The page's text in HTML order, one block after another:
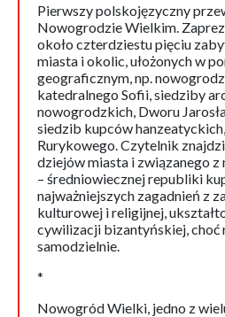
Pierwszy polskojęzyczny
Nowogrodzie Wielkim.
około czterdziestu pięciu
miasta i okolic, ułożonych w
geograficznym, np.
katedralnego Sofii, siedziby
nowogrodzkich, Dworu
siedzib kupców
Rurykowego. Czytelnik
dziejów miasta i związanego
– średniowiecznej republiki
najważniejszych zagadnień z
kulturowej i religijnej,
cywilizacji bizantyńskiej, choć
samodzielnie.
*
Nowogród Wielki, jedno z